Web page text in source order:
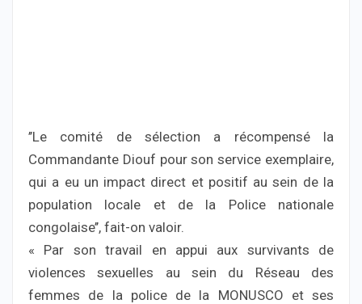
’’Le comité de sélection a récompensé la
Commandante Diouf pour son service exemplaire,
qui a eu un impact direct et positif au sein de la
population locale et de la Police nationale
congolaise’’, fait-on valoir.
« Par son travail en appui aux survivants de
violences sexuelles au sein du Réseau des
femmes de la police de la MONUSCO et ses